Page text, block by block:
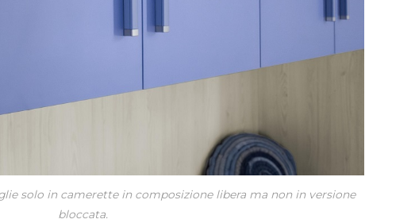
solo in camerette in composizione libera ma non in versione
bloccata.